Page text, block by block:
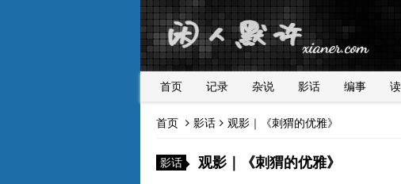
首页 记录 杂说 影话 编事
首页 影话 观影｜《刺猬的优雅》
影话 观影｜《刺猬的优雅》